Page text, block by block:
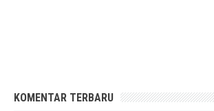
KOMENTAR TERBARU